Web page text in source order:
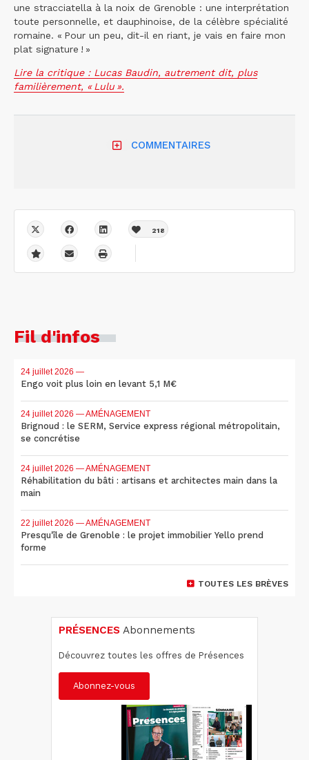
une stracciatella à la noix de Grenoble : une interprétation
toute personnelle, et dauphinoise, de la célèbre spécialité
romaine. « Pour un peu, dit-il en riant, je vais en faire mon
plat signature ! »
Lire la critique : Lucas Baudin, autrement dit, plus
familièrement, « Lulu ».
COMMENTAIRES
218
Fil d'infos
24 juillet 2026 —
Engo voit plus loin en levant 5,1 M€
24 juillet 2026 — AMÉNAGEMENT
Brignoud : le SERM, Service express régional métropolitain,
se concrétise
24 juillet 2026 — AMÉNAGEMENT
Réhabilitation du bâti : artisans et architectes main dans la
main
22 juillet 2026 — AMÉNAGEMENT
Presqu'île de Grenoble : le projet immobilier Yello prend
forme
TOUTES LES BRÈVES
PRÉSENCES Abonnements
Découvrez toutes les offres de Présences
Abonnez-vous